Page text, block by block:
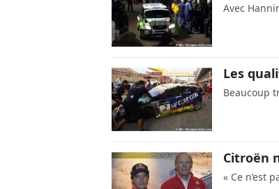
Avec
Les
Beaucoup
Citroën
« Ce n’est